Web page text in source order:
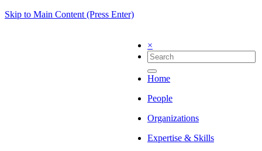
Skip to Main Content (Press Enter)
×
Home
People
Organizations
Expertise & Skills